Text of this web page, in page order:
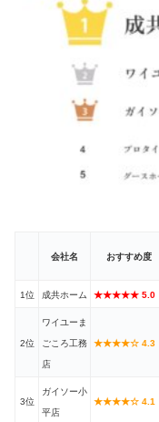
会社名 おすすめ度
1位 成共ホーム ★★★★★ 5.0
2位
ワイユーま
ごころ工務
店
★★★★☆ 4.3
3位
ガイソー小
平店
★★★★☆ 4.1